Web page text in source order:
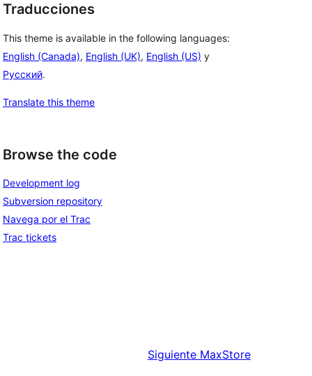
Traducciones
This theme is available in the following languages:
English (Canada), English (UK), English (US) y
Русский.
Translate this theme
Browse the code
Development log
Subversion repository
Navega por el Trac
Trac tickets
Siguiente MaxStore